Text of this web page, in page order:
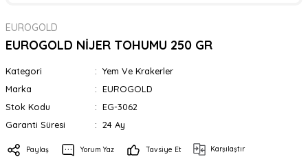
EUROGOLD
EUROGOLD NİJER TOHUMU 250 GR
Kategori
Yem Ve Krakerler
Marka
EUROGOLD
Stok Kodu
EG-3062
Garanti Süresi
24 Ay
Paylaş Yorum Yaz Tavsiye Et Karşılaştır